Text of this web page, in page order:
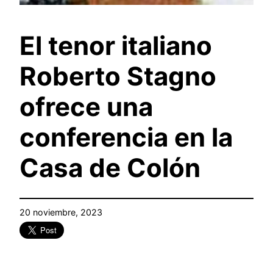
El tenor italiano
Roberto Stagno
ofrece una
conferencia en la
Casa de Colón
20 noviembre, 2023